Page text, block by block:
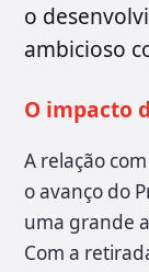
o
ambicioso
O impacto
A relação
o avanço do
uma grande
Com a